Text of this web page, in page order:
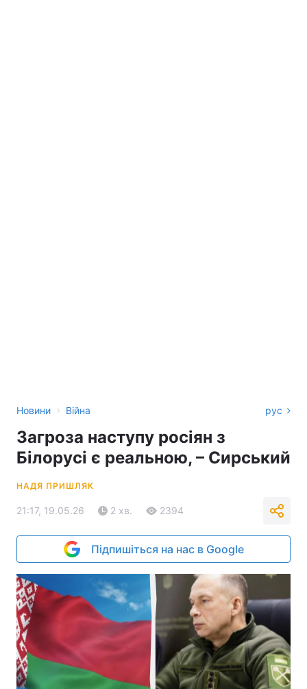
Новини › Війна рус
Загроза наступу росіян з
Білорусі є реальною, – Сирський
НАДЯ ПРИШЛЯК
21:17, 19.05.26 2 хв. 2394
Підпишіться на нас в Google